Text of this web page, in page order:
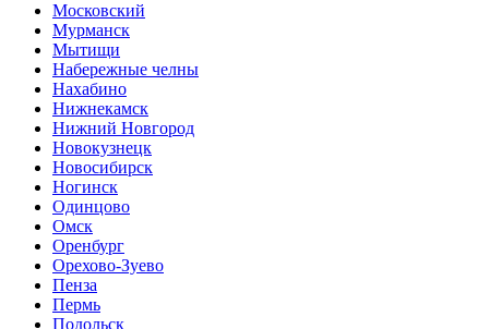
Московский
Мурманск
Мытищи
Набережные челны
Нахабино
Нижнекамск
Нижний Новгород
Новокузнецк
Новосибирск
Ногинск
Одинцово
Омск
Оренбург
Орехово-Зуево
Пенза
Пермь
Подольск